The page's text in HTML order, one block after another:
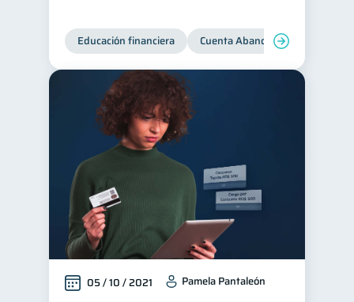
Educación financiera Cuenta Abandonada
05 / 10 / 2021 Pamela Pantaleón